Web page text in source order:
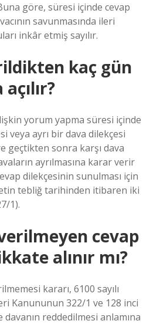
göre, süresi içinde cevap
savunmasında ileri
inkâr etmiş sayılır.
kaç gün
yorum yapma süresi içinde
veya ayrı bir dava dilekçesi
geçtikten sonra karşı dava
ayrılmasına karar verir
dilekçesinin sunulması için
tebliğ tarihinden itibaren iki
1).
cevap
alınır mı?
kararı, 6100 sayılı
Kanununun 322/1 ve 128 inci
reddedilmesi anlamına